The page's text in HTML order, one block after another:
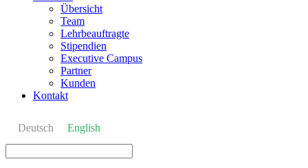
Übersicht
Team
Lehrbeauftragte
Stipendien
Executive Campus
Partner
Kunden
Kontakt
Deutsch English